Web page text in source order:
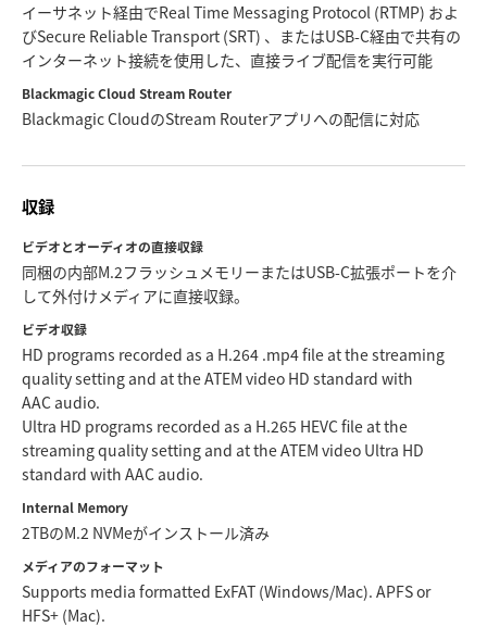
イーサネット経由でReal Time Messaging Protocol (RTMP) およ
びSecure Reliable Transport (SRT) 、またはUSB-C経由で共有の
インターネット接続を使用した、直接ライブ配信を実行可能
Blackmagic Cloud Stream Router
Blackmagic CloudのStream Routerアプリへの配信に対応
収録
ビデオとオーディオの直接収録
同梱の内部M.2フラッシュメモリーまたはUSB-C拡張ポートを介
して外付けメディアに直接収録。
ビデオ収録
HD programs recorded as a H.264 .mp4 file at the streaming
quality setting and at the ATEM video HD standard with
AAC audio.
Ultra HD programs recorded as a H.265 HEVC file at the
streaming quality setting and at the ATEM video Ultra HD
standard with AAC audio.
Internal Memory
2TBのM.2 NVMeがインストール済み
メディアのフォーマット
Supports media formatted ExFAT (Windows/Mac). APFS or
HFS+ (Mac).